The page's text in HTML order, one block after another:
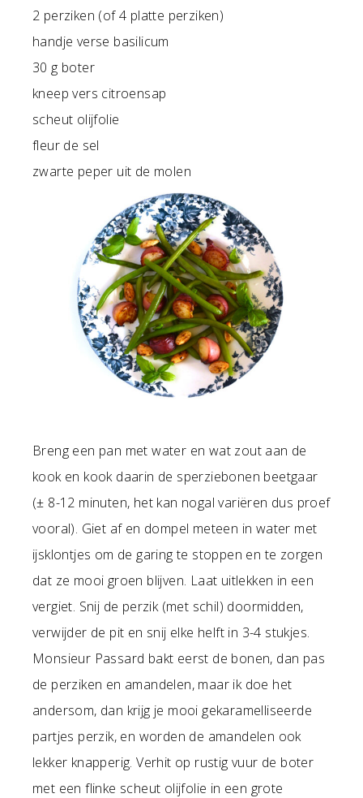
2 perziken (of 4 platte perziken)
handje verse basilicum
30 g boter
kneep vers citroensap
scheut olijfolie
fleur de sel
zwarte peper uit de molen
Breng een pan met water en wat zout aan de
kook en kook daarin de sperziebonen beetgaar
(± 8-12 minuten, het kan nogal variëren dus proef
vooral). Giet af en dompel meteen in water met
ijsklontjes om de garing te stoppen en te zorgen
dat ze mooi groen blijven. Laat uitlekken in een
vergiet. Snij de perzik (met schil) doormidden,
verwijder de pit en snij elke helft in 3-4 stukjes.
Monsieur Passard bakt eerst de bonen, dan pas
de perziken en amandelen, maar ik doe het
andersom, dan krijg je mooi gekaramelliseerde
partjes perzik, en worden de amandelen ook
lekker knapperig. Verhit op rustig vuur de boter
met een flinke scheut olijfolie in een grote